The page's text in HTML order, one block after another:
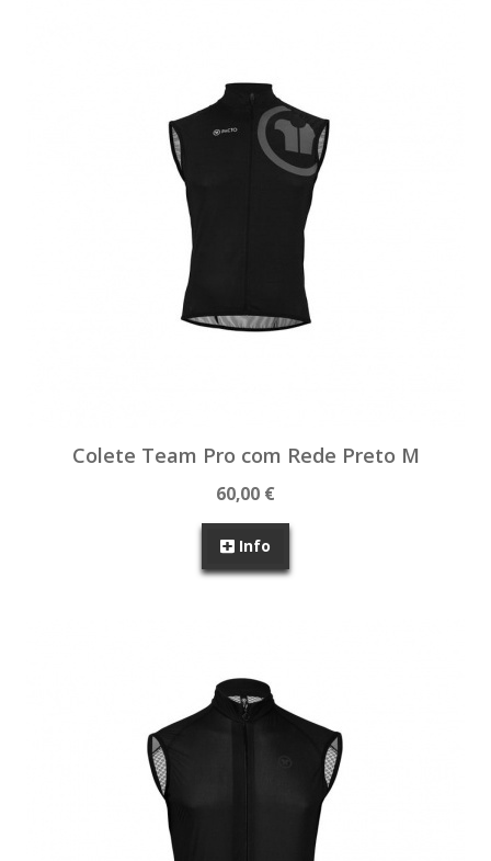
Colete Team Pro com Rede Preto M
60,00 €
Info